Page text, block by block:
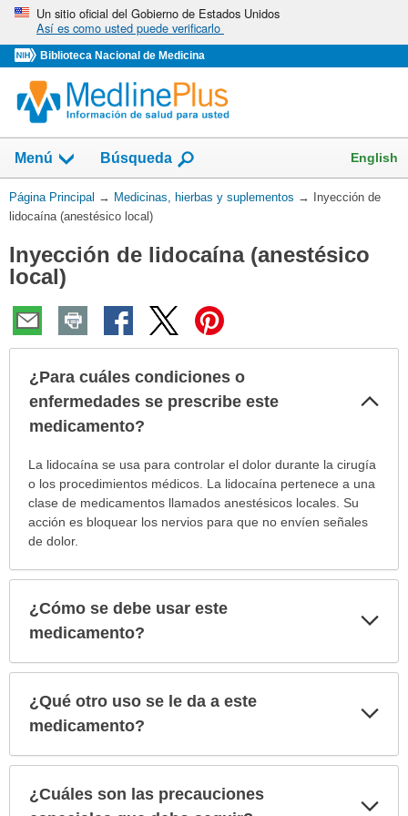
Omita
vaya
al
Contenido
Un sitio oficial del Gobierno de Estados Unidos
Así es como usted puede verificarlo
Biblioteca Nacional de Medicina
Menú
Mostrar
campo
de
Búsqueda English
Usted
está
Página Principal → Medicinas, hierbas y suplementos → Inyección de
lidocaína (anestésico local)
Inyección de lidocaína (anestésico
local)
¿Para cuáles condiciones o
enfermedades se prescribe este
medicamento?
¿Para
cuáles
condiciones
enfermedades
prescribe
medicamento?
extendido.
La lidocaína se usa para controlar el dolor durante la cirugía
o los procedimientos médicos. La lidocaína pertenece a una
clase de medicamentos llamados anestésicos locales. Su
acción es bloquear los nervios para que no envíen señales
de dolor.
¿Cómo se debe usar este
medicamento?
¿Qué otro uso se le da a este
medicamento?
¿Cuáles son las precauciones